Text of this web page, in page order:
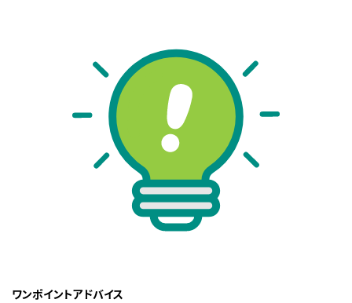
ワンポイントアドバイス